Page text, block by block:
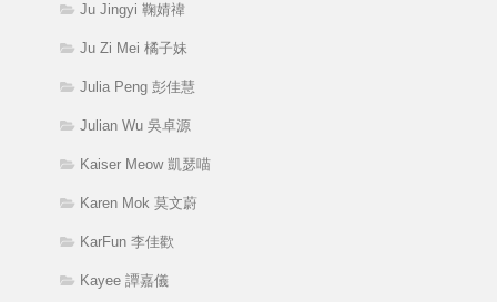
Ju Jingyi 鞠婧禕
Ju Zi Mei 橘子妹
Julia Peng 彭佳慧
Julian Wu 吳卓源
Kaiser Meow 凱瑟喵
Karen Mok 莫文蔚
KarFun 李佳歡
Kayee 譚嘉儀